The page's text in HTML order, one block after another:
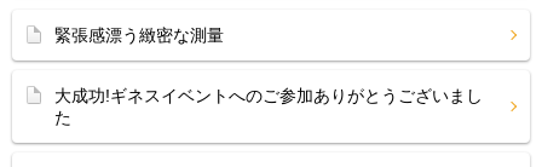
緊張感漂う緻密な測量
大成功!ギネスイベントへのご参加ありがとうございまし
た